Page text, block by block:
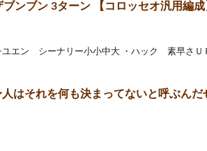
ンブン 3ターン 【コロッセオ汎用編成
エン シーナリー小小中大 ・ハック 素早さＵ
はそれを何も決まってないと呼ぶんだ